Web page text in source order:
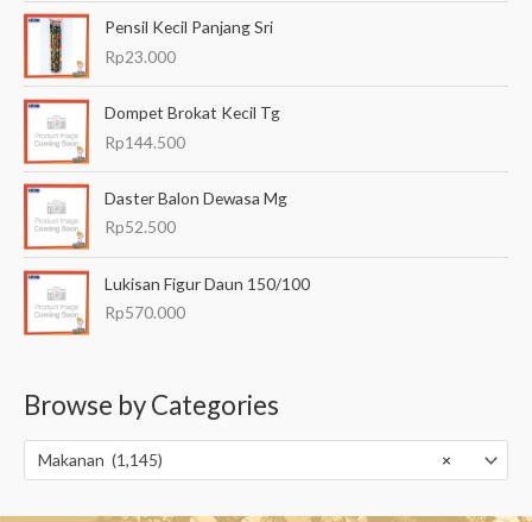
Pensil Kecil Panjang Sri
Rp23.000
Dompet Brokat Kecil Tg
Rp144.500
Daster Balon Dewasa Mg
Rp52.500
Lukisan Figur Daun 150/100
Rp570.000
Browse by Categories
×
Makanan (1,145)